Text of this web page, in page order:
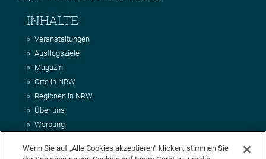
INHALTE
Veranstaltungen
Ausflugsziele
Magazin
Orte in NRW
Regionen in NRW
Über uns
Werbung
Impressum
Wenn Sie auf „Alle Cookies akzeptieren“ klicken, stimmen Sie